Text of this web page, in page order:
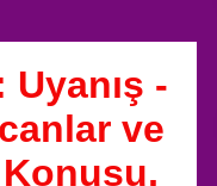
-
ve